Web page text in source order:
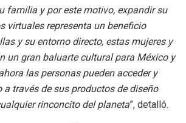
familia y por este motivo, expandir su
virtuales representa un beneficio
y su entorno directo, estas mujeres y
un gran baluarte cultural para México y
las personas pueden acceder y
a través de sus productos de diseño
rinconcito del planeta”, detalló.